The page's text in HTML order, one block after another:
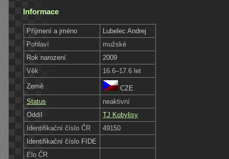
Informace
Příjmení a jméno
Lubelec Andrej
Pohlaví
mužské
Rok narození
2009
Věk
16.6–17.6 let
Země
CZE
Status
neaktivní
Oddíl
TJ Kobylisy
Identifikační číslo ČR
49150
Identifikační číslo FIDE
Elo ČR